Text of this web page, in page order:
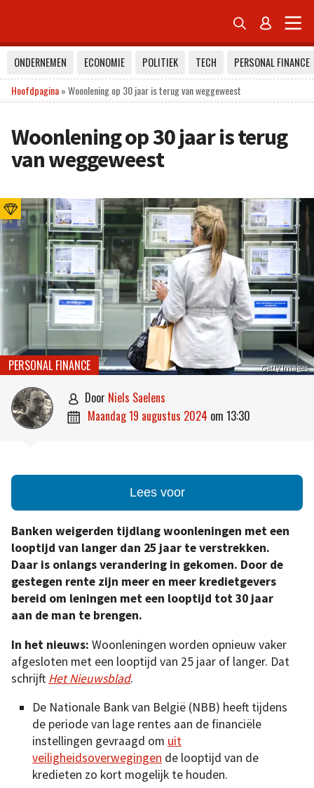
 
ONDERNEMEN ECONOMIE POLITIEK TECH
PERSONAL FINANCE
Hoofdpagina»Woonlening op 30 jaar is terug van weggeweest
Woonlening op 30 jaar is terug
van weggeweest
Getty Images
PERSONAL FINANCE
 door Niels Saelens
 maandag 19 augustus 2024 om 13:30
Lees voor
Banken weigerden tijdlang woonleningen met een
looptijd van langer dan 25 jaar te verstrekken.
Daar is onlangs verandering in gekomen. Door de
gestegen rente zijn meer en meer kredietgevers
bereid om leningen met een looptijd tot 30 jaar
aan de man te brengen.
In het nieuws: Woonleningen worden opnieuw vaker
afgesloten met een looptijd van 25 jaar of langer. Dat
schrijft Het Nieuwsblad.
De Nationale Bank van België (NBB) heeft tijdens
de periode van lage rentes aan de financiële
instellingen gevraagd om uit
veiligheidsoverwegingen de looptijd van de
kredieten zo kort mogelijk te houden.